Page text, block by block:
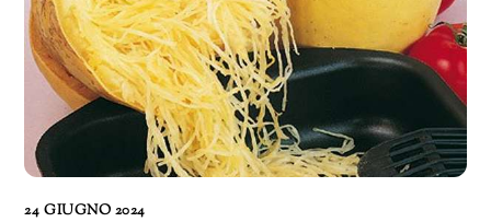
24 GIUGNO 2024